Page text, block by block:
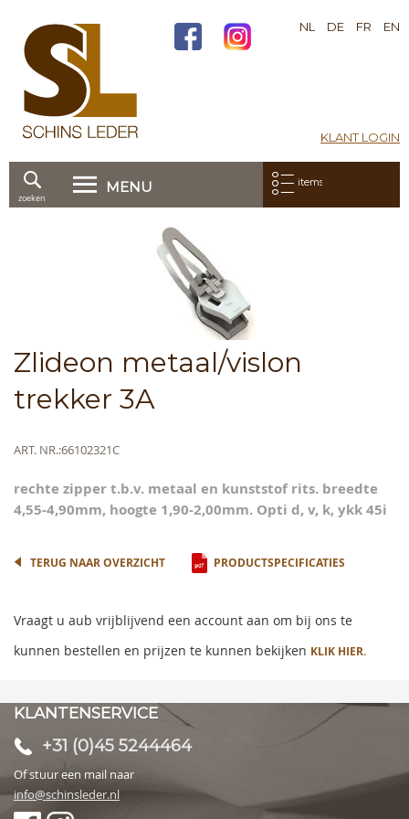
KLANT LOGIN
NL DE FR EN
MENU Mijn bestelling:
items
zoeken
Zlideon metaal/vislon
trekker 3A
Meer
ART. NR.66102321C
rechte zipper t.b.v. metaal en kunststof rits. breedte
4,55-4,90mm, hoogte 1,90-2,00mm. Opti d, v, k, ykk 45i
to
the
end
of
the
images
gallery
Skip
to
gallery
TERUG NAAR OVERZICHT PRODUCTSPECIFICATIES
Vraagt u aub vrijblijvend een account aan om bij ons te
kunnen bestellen en prijzen te kunnen bekijken KLIK HIER.
KLANTENSERVICE
+31 (0)45 5244464
Of stuur een mail naar
info@schinsleder.nl